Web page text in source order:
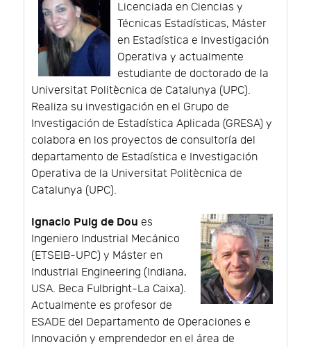
Licenciada en Ciencias y
Técnicas Estadísticas, Máster
en Estadística e Investigación
Operativa y actualmente
estudiante de doctorado de la
Universitat Politècnica de Catalunya (UPC).
Realiza su investigación en el Grupo de
Investigación de Estadística Aplicada (GRESA) y
colabora en los proyectos de consultoría del
departamento de Estadística e Investigación
Operativa de la Universitat Politècnica de
Catalunya (UPC).
Ignacio Puig de Dou es
Ingeniero Industrial Mecánico
(ETSEIB-UPC) y Máster en
Industrial Engineering (Indiana,
USA. Beca Fulbright-La Caixa).
Actualmente es profesor de
ESADE del Departamento de Operaciones e
Innovación y emprendedor en el área de